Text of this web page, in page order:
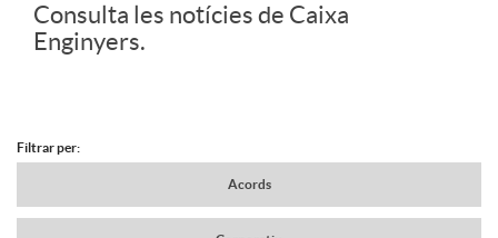
d
Consulta les notícies de Caixa
Enginyers.
N
Filtrar per:
Acords